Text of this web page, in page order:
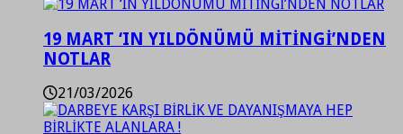
19 MART ‘IN YILDÖNÜMÜ MİTİNGİ’NDEN
NOTLAR
21/03/2026